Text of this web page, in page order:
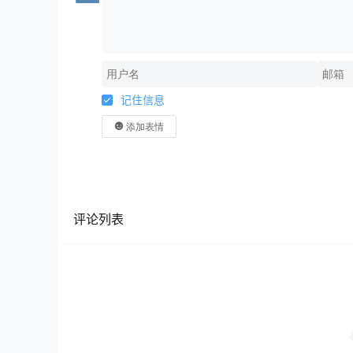
记住信息
添加表情
评论列表